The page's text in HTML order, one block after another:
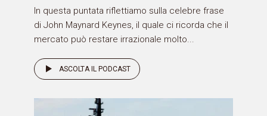
In questa puntata riflettiamo sulla celebre frase
di John Maynard Keynes, il quale ci ricorda che il
mercato può restare irrazionale molto...
ASCOLTA IL PODCAST